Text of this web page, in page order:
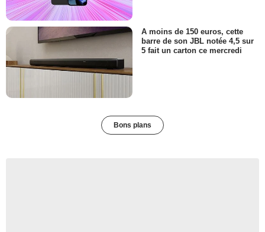
A moins de 150 euros, cette
barre de son JBL notée 4,5 sur
5 fait un carton ce mercredi
Bons plans